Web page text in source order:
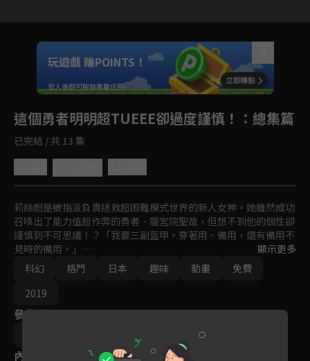
Unmute
如有不便請見諒
玩遊戲 賺POINTS！
登入後即可解鎖專屬任務
這個勇者明明超TUEEE卻過度謹慎！ ：總集篇
已完結 / 共 13 集
莉絲妲是被指派負責拯救超困難模式世界的新人女神。她雖然成功
召喚出了能力值超作弊的勇者．龍宮院聖哉，但想不到他的個性卻
謹慎到不可思議！？「我要三副盔甲。穿著用、備用，還有備用不
見時的備用。」
他不僅囤積異常的庫存、甚至還窩在自己房間做肌肉訓練一路做到
滿等，然而卻小心謹慎到連面對史萊姆都會全力以赴！謹慎的勇者
即將開始！
顯示更多
科幻
格鬥 日本 趣味 動畫
免費
2019
參與演員
內容標籤